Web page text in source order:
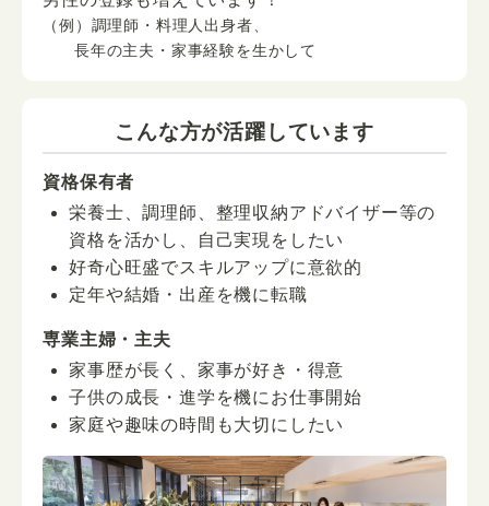
（例）調理師・料理人出身者、
長年の主夫・家事経験を生かして
こんな方が活躍しています
資格保有者
栄養士、調理師、整理収納アドバイザー等の
資格を活かし、自己実現をしたい
好奇心旺盛でスキルアップに意欲的
定年や結婚・出産を機に転職
専業主婦・主夫
家事歴が長く、家事が好き・得意
子供の成長・進学を機にお仕事開始
家庭や趣味の時間も大切にしたい